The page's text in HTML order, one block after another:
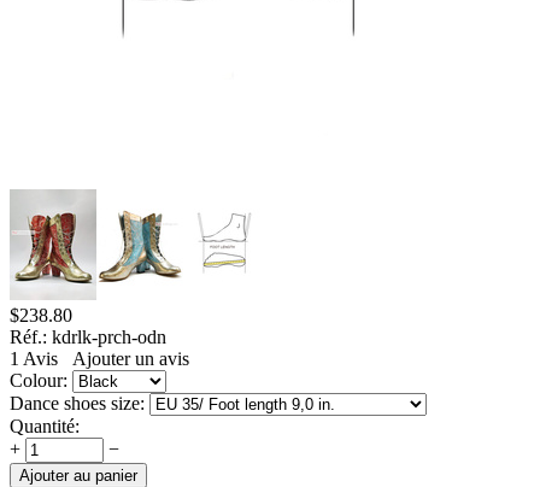
$238.80
Réf.: kdrlk-prch-odn
1 Avis
Ajouter un avis
Colour:
Dance shoes size:
Quantité:
+
−
Ajouter au panier